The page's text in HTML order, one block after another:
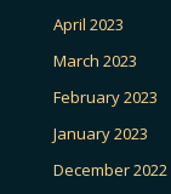
April 2023
March 2023
February 2023
January 2023
December 2022